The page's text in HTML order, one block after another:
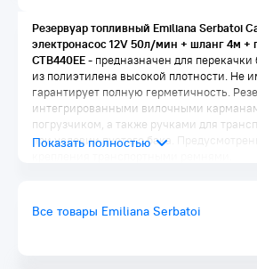
Резервуар топливный Emiliana Serbatoi
электронасос 12V 50л/мин + шланг 4м +
CTB440EE​- предназначен для
из полиэтилена высокой плотности. Не
гарантирует полную герметичность.
интегрированными вилочными
погрузчиком, а также ручками для
при условии пустого бака.
Электрический насос 12 V ( 50 л/мин) 1
Все товары Emiliana Serbatoi